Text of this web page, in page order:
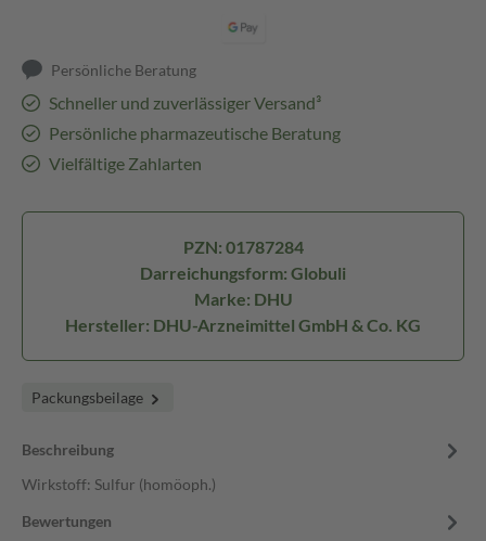
Persönliche Beratung
Schneller und zuverlässiger Versand³
Persönliche pharmazeutische Beratung
Vielfältige Zahlarten
PZN: 01787284
Darreichungsform: Globuli
Marke: DHU
Hersteller: DHU-Arzneimittel GmbH & Co. KG
Packungsbeilage
Beschreibung
Wirkstoff: Sulfur (homöoph.)
Bewertungen